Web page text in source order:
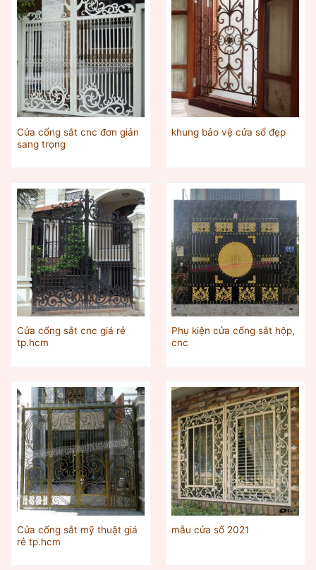
Cửa cổng sắt cnc đơn giản
sang trọng
khung bảo vệ cửa sổ đẹp
Cửa cổng sắt cnc giá rẻ
tp.hcm
Phụ kiện cửa cổng sắt hộp,
cnc
Cửa cổng sắt mỹ thuật giá
rẻ tp.hcm
mẫu cửa sổ 2021